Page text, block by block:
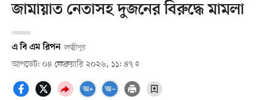
জামায়াত নেতাসহ দুজনের বিরুদ্ধে মামলা
এ বি এম রিপন লক্ষ্মীপুর
আপডেট: ০৪ ফেব্রুয়ারি ২০২৬, ১১: ৪৭